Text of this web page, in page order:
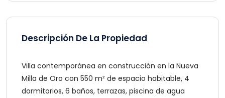
Descripción De La Propiedad
Villa contemporánea en construcción en la Nueva
Milla de Oro con 550 m² de espacio habitable, 4
dormitorios, 6 baños, terrazas, piscina de agua